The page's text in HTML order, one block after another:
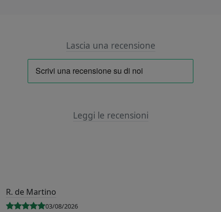
Lascia una recensione
Leggi le recensioni
R. de Martino
03/08/2026